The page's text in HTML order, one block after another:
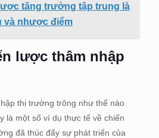
tăng trưởng tập trung là
và nhược điểm
lược thâm nhập
thị trường trông như thế nào
là một số ví dụ thực tế về chiến
đã thúc đẩy sự phát triển của